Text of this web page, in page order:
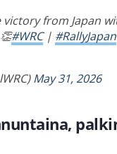
from Japan
#WRC| #RallyJapan
May 31, 2026